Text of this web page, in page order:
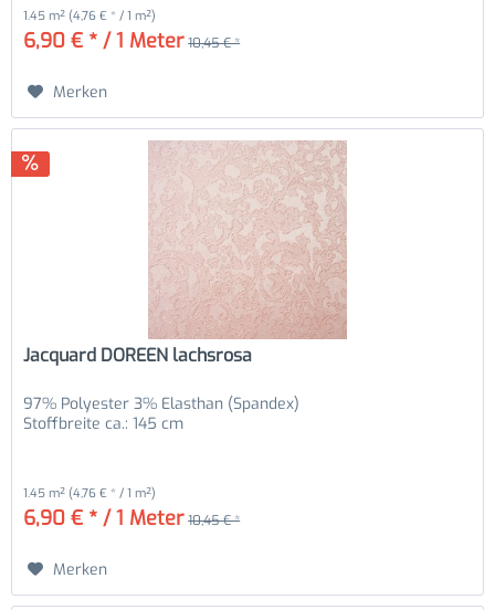
1.45 m² (4,76 € * / 1 m²)
6,90 € * / 1 Meter 10,45 € *
Merken
Jacquard DOREEN lachsrosa
97% Polyester 3% Elasthan (Spandex)
Stoffbreite ca.: 145 cm
1.45 m² (4,76 € * / 1 m²)
6,90 € * / 1 Meter 10,45 € *
Merken